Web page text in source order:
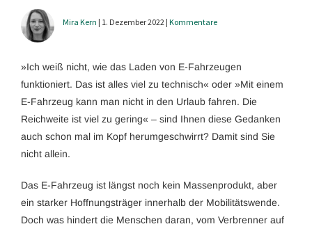
Mira Kern | 1. Dezember 2022 | Kommentare
»Ich weiß nicht, wie das Laden von E-Fahrzeugen
funktioniert. Das ist alles viel zu technisch« oder »Mit einem
E-Fahrzeug kann man nicht in den Urlaub fahren. Die
Reichweite ist viel zu gering« – sind Ihnen diese Gedanken
auch schon mal im Kopf herumgeschwirrt? Damit sind Sie
nicht allein.
Das E-Fahrzeug ist längst noch kein Massenprodukt, aber
ein starker Hoffnungsträger innerhalb der Mobilitätswende.
Doch was hindert die Menschen daran, vom Verbrenner auf